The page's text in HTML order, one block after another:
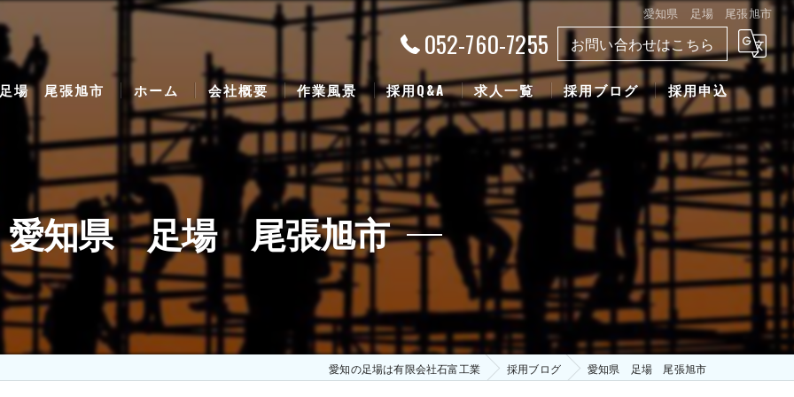
愛知県 足場 尾張旭市
052-760-7255 お問い合わせはこちら
場 尾張旭市 ホーム 会社概要 作業風景 採用Q&A 求人一覧 採用ブログ 採用申込
愛知県 足場 尾張旭市
愛知の足場は有限会社石富工業 採用ブログ 愛知県 足場 尾張旭市